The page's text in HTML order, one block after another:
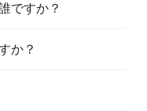
ですか？
か？